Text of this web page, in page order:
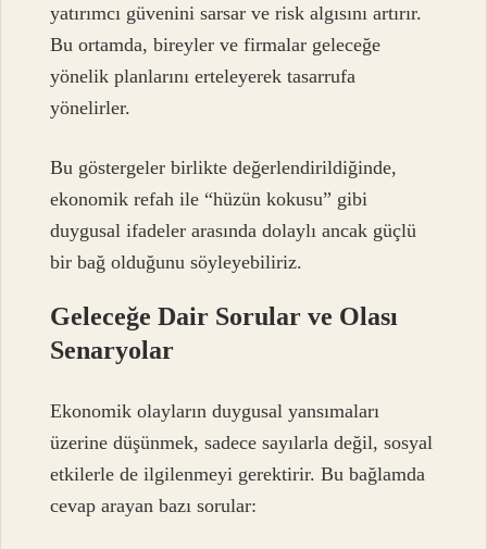
yatırımcı güvenini sarsar ve risk algısını artırır.
Bu ortamda, bireyler ve firmalar geleceğe
yönelik planlarını erteleyerek tasarrufa
yönelirler.
Bu göstergeler birlikte değerlendirildiğinde,
ekonomik refah ile “hüzün kokusu” gibi
duygusal ifadeler arasında dolaylı ancak güçlü
bir bağ olduğunu söyleyebiliriz.
Geleceğe Dair Sorular ve Olası
Senaryolar
Ekonomik olayların duygusal yansımaları
üzerine düşünmek, sadece sayılarla değil, sosyal
etkilerle de ilgilenmeyi gerektirir. Bu bağlamda
cevap arayan bazı sorular: